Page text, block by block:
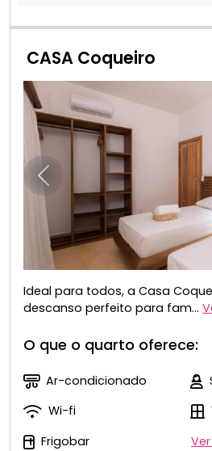
CASA Coqueiro
Anterior
Ideal para todos, a Casa
descanso perfeito para fam...
O que o quarto oferece:
Ar-condicionado
Wi-fi
Frigobar